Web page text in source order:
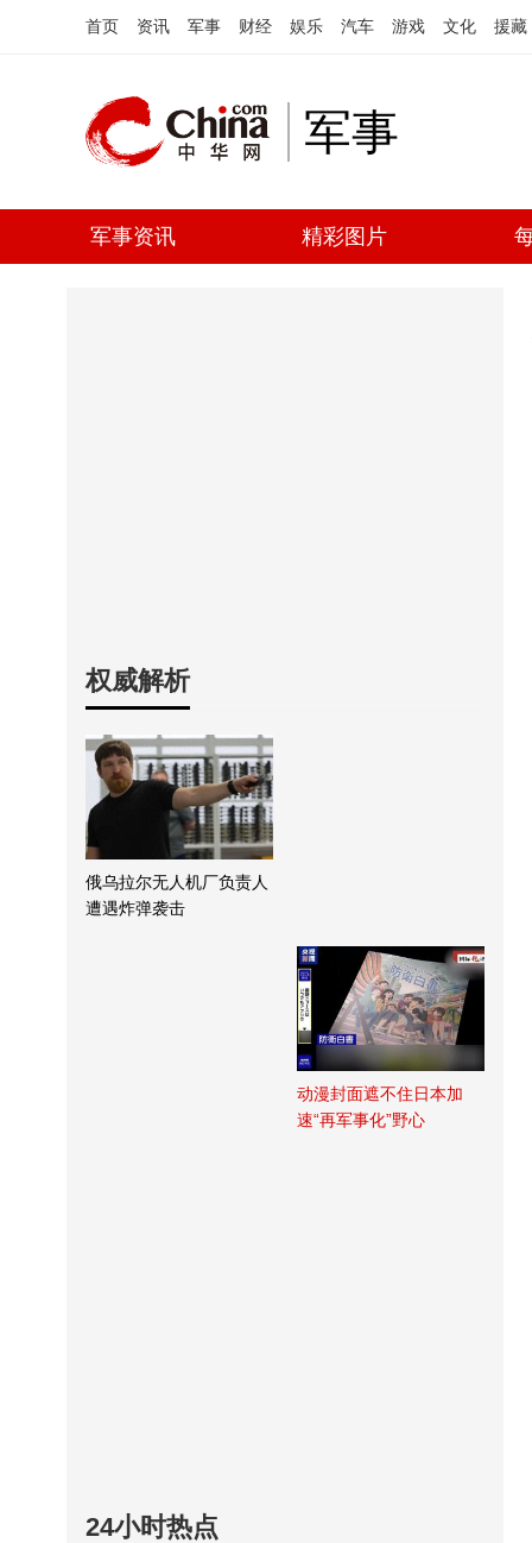
首页 资讯 军事 财经 娱乐 汽车 游戏 文化 援藏
军事
军事资讯 精彩图片
权威解析
俄乌拉尔无人机厂负责人
遭遇炸弹袭击
动漫封面遮不住日本加
速“再军事化”野心
24小时热点